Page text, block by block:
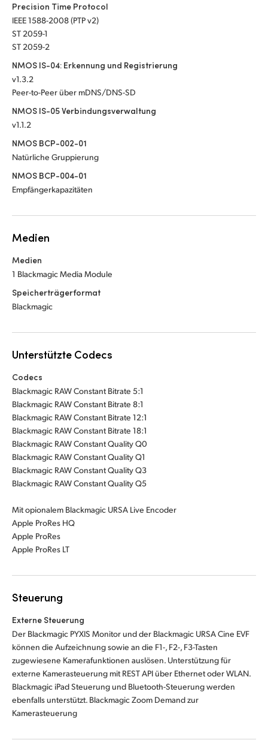
Precision Time Protocol
IEEE 1588-2008 (PTP v2)
ST 2059-1
ST 2059-2
NMOS IS-04: Erkennung und Registrierung
v1.3.2
Peer-to-Peer über mDNS/DNS-SD
NMOS IS-05 Verbindungsverwaltung
v1.1.2
NMOS BCP-002-01
Natürliche Gruppierung
NMOS BCP-004-01
Empfängerkapazitäten
Medien
Medien
1 Blackmagic Media Module
Speicherträgerformat
Blackmagic
Unterstützte Codecs
Codecs
Blackmagic RAW Constant Bitrate 5:1
Blackmagic RAW Constant Bitrate 8:1
Blackmagic RAW Constant Bitrate 12:1
Blackmagic RAW Constant Bitrate 18:1
Blackmagic RAW Constant Quality Q0
Blackmagic RAW Constant Quality Q1
Blackmagic RAW Constant Quality Q3
Blackmagic RAW Constant Quality Q5
Mit opionalem Blackmagic URSA Live Encoder
Apple ProRes HQ
Apple ProRes
Apple ProRes LT
Steuerung
Externe Steuerung
Der Blackmagic PYXIS Monitor und der Blackmagic URSA Cine EVF
können die Aufzeichnung sowie an die F1-, F2-, F3-Tasten
zugewiesene Kamerafunktionen auslösen. Unterstützung für
externe Kamerasteuerung mit REST API über Ethernet oder WLAN.
Blackmagic iPad Steuerung und Bluetooth-Steuerung werden
ebenfalls unterstützt. Blackmagic Zoom Demand zur
Kamerasteuerung